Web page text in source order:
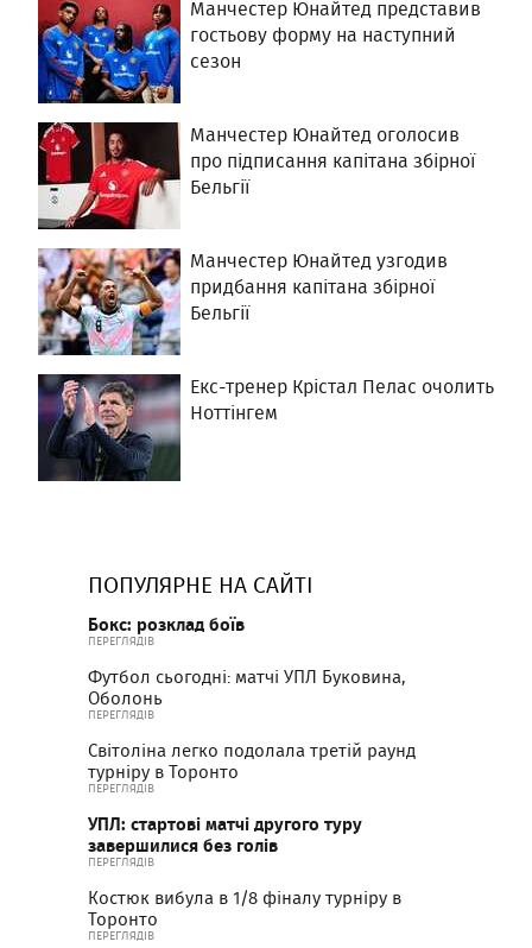
Манчестер Юнайтед представив
гостьову форму на наступний
сезон
Манчестер Юнайтед оголосив
про підписання капітана збірної
Бельгії
Манчестер Юнайтед узгодив
придбання капітана збірної
Бельгії
Екс-тренер Крістал Пелас очолить
Ноттінгем
ПОПУЛЯРНЕ НА САЙТІ
Бокс: розклад боїв
ПЕРЕГЛЯДІВ
Футбол сьогодні: матчі УПЛ Буковина,
Оболонь
ПЕРЕГЛЯДІВ
Світоліна легко подолала третій раунд
турніру в Торонто
ПЕРЕГЛЯДІВ
УПЛ: стартові матчі другого туру
завершилися без голів
ПЕРЕГЛЯДІВ
Костюк вибула в 1/8 фіналу турніру в
Торонто
ПЕРЕГЛЯДІВ